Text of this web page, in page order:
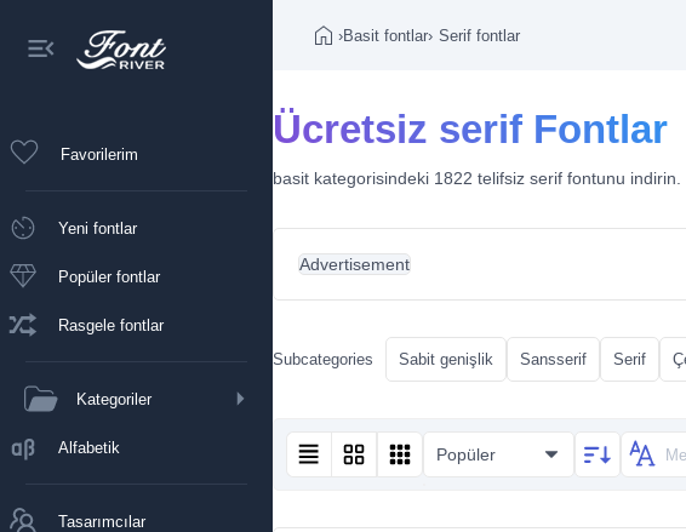
Favorilerim
Yeni fontlar
Popüler fontlar
Rasgele fontlar
Kategoriler
Alfabetik
Tasarımcılar
›Basit fontlar› Serif fontlar
Ücretsiz serif Fontlar
basit kategorisindeki 1822 telifsiz serif fontunu indirin.
Advertisement
Subcategories Sabit genişlik Sansserif Serif
Popüler